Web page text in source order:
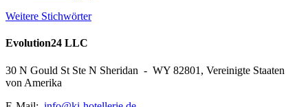
Weitere Stichwörter
Evolution24 LLC
30 N Gould St Ste N Sheridan - WY 82801, Vereinigte Staaten
von Amerika